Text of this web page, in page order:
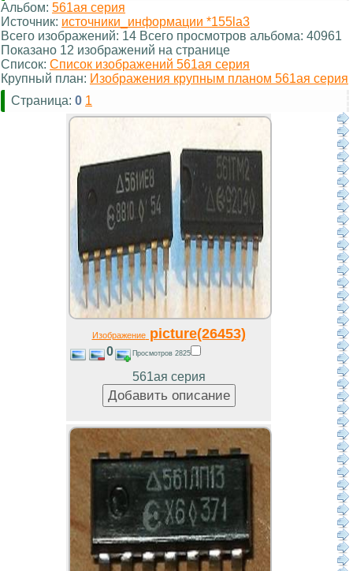
Альбом: 561ая серия
Источник: источники_информации *155la3
Всего изображений: 14 Всего просмотров альбома: 40961
Показано 12 изображений на странице
Список: Список изображений 561ая серия
Крупный план: Изображения крупным планом 561ая серия
Страница: 0 1
Изображениеpicture(26453)
0 Просмотров 2825
561ая серия